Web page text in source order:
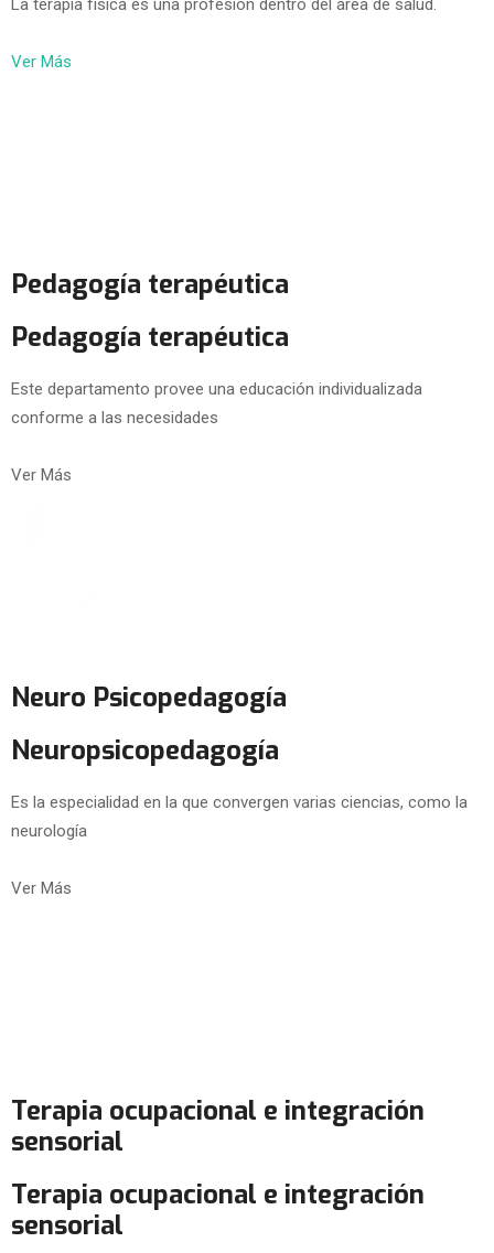
La terapia física es una profesión dentro del área de salud.
Ver Más
Pedagogía terapéutica
Pedagogía terapéutica
Este departamento provee una educación individualizada
conforme a las necesidades
Ver Más
Neuro Psicopedagogía
Neuropsicopedagogía
Es la especialidad en la que convergen varias ciencias, como la
neurología
Ver Más
Terapia ocupacional e integración
sensorial
Terapia ocupacional e integración
sensorial